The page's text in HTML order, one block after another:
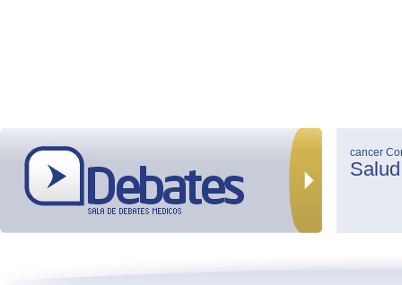
cancer
Salud